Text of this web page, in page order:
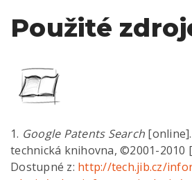
Použité
1. Google Patents Search
technická knihovna, ©2001-2010
Dostupné z: http://tech.jib.cz/